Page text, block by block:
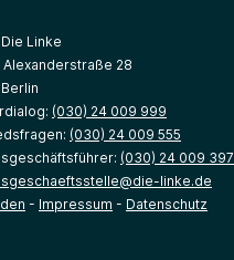
Linke
Alexanderstraße 28
(030) 24 009 999
(030) 24 009 555
(030) 24 009 397
linke.de
- Impressum - Datenschutz